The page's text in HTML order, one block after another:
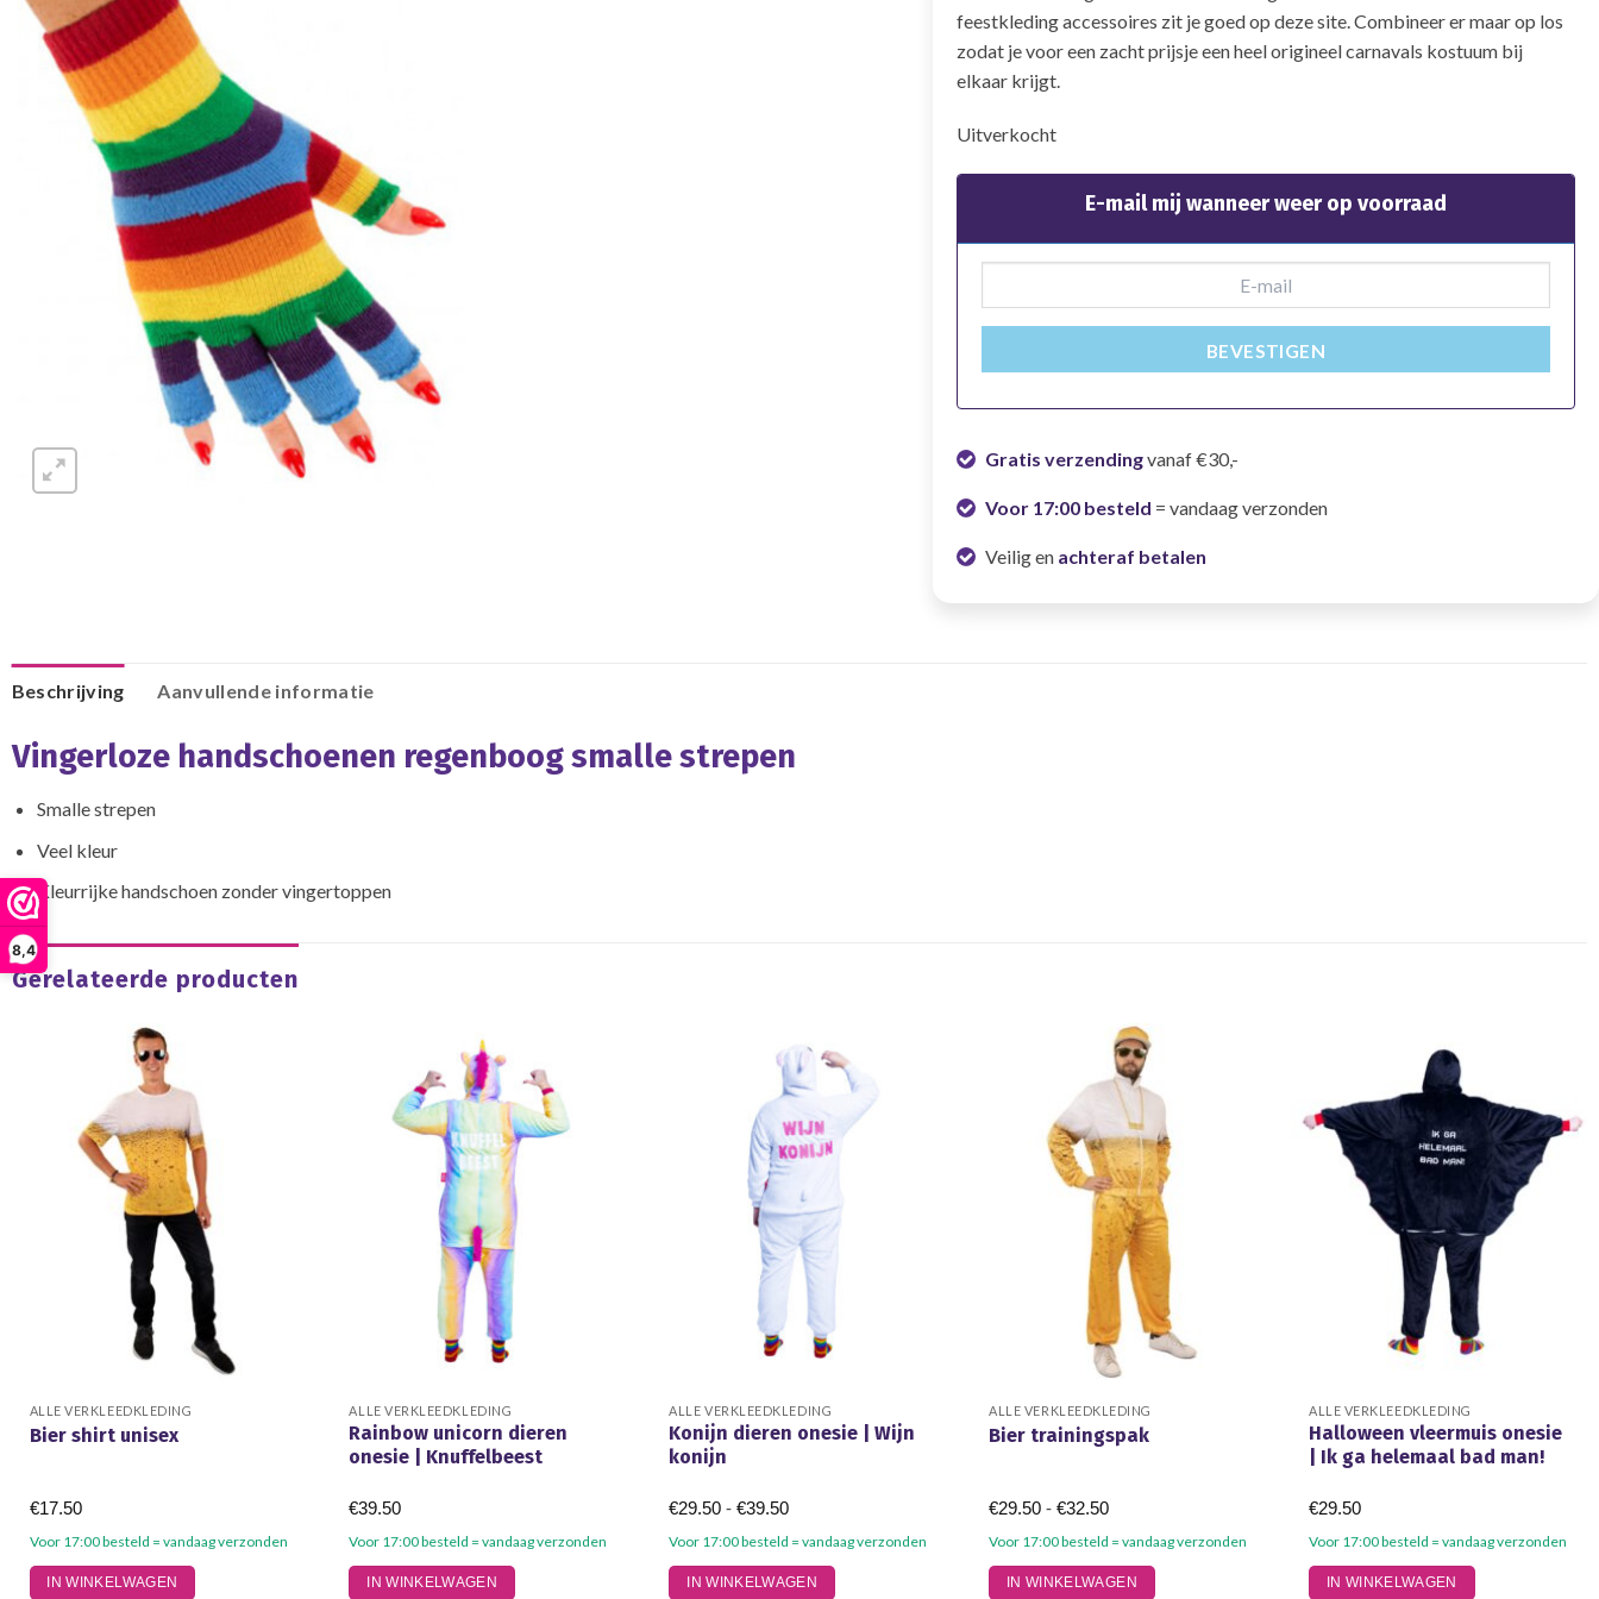
8,4
feestkleding accessoires zit je goed op deze site. Combineer er maar op los
zodat je voor een zacht prijsje een heel origineel carnavals kostuum bij
elkaar krijgt.
Uitverkocht
E-mail mij wanneer weer op voorraad
BEVESTIGEN
Gratis verzendingvanaf €30,-
Voor 17:00 besteld = vandaag verzonden
Veilig en achteraf betalen
Beschrijving Aanvullende informatie
Vingerloze handschoenen regenboog smalle strepen
Smalle strepen
Veel kleur
Kleurrijke handschoen zonder vingertoppen
Gerelateerde producten
ALLE VERKLEEDKLEDING
Bier shirt unisex
Voor 17:00 besteld = vandaag verzonden
€17.50
IN WINKELWAGEN
Dit
product
ALLE VERKLEEDKLEDING
Rainbow unicorn dieren
onesie | Knuffelbeest
Voor 17:00 besteld = vandaag verzonden
€39.50
IN WINKELWAGEN
Dit
product
ALLE VERKLEEDKLEDING
Konijn dieren onesie | Wijn
konijn
Voor 17:00 besteld = vandaag verzonden
€29.50 - €39.50Prijsklasse:
tot
IN WINKELWAGEN
Dit
product
ALLE VERKLEEDKLEDING
Bier trainingspak
Voor 17:00 besteld = vandaag verzonden
€29.50 - €32.50Prijsklasse:
tot
IN WINKELWAGEN
Dit
product
ALLE VERKLEEDKLEDING
Halloween vleermuis onesie
| Ik ga helemaal bad man!
Voor 17:00 besteld = vandaag verzonden
€29.50
IN WINKELWAGEN
Dit
product